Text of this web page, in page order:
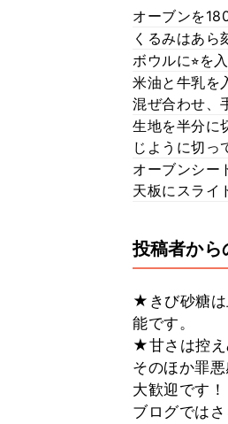
オーブンを
くるみはあら
ボウルに⭐︎を
米油と牛乳を
混ぜ合わせ、
生地を半分に
じように切っ
オーブンシー
天板にスライ
投稿者から
★きび砂糖は
能です。
★甘さは控え
そのほか罪
大歓迎です！
ブログでは